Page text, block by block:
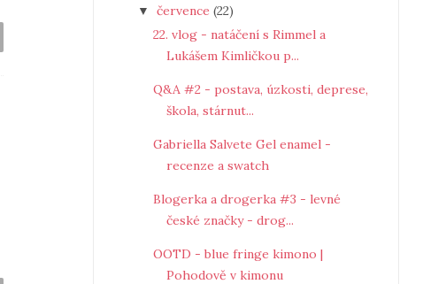
▼ července (22)
22. vlog - natáčení s Rimmel a
Lukášem Kimličkou p...
Q&A #2 - postava, úzkosti, deprese,
škola, stárnut...
Gabriella Salvete Gel enamel -
recenze a swatch
Blogerka a drogerka #3 - levné
české značky - drog...
OOTD - blue fringe kimono |
Pohodově v kimonu